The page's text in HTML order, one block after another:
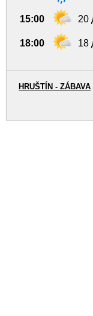
15:00 20
18:00 18
HRUŠTÍN - ZÁBAVA